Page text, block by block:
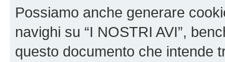
Possiamo anche generare
navighi su “I NOSTRI AVI”,
questo documento che intende